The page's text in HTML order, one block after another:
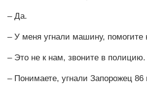
– Да.
– У меня угнали машину, помогите
– Это не к нам, звоните в полицию.
– Понимаете, угнали Запорожец 86